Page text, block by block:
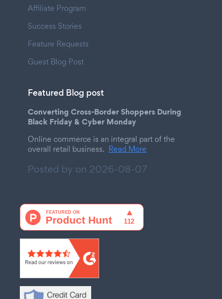
Affiliate Program
Success Stories
Feature Requests
Guest Blog Post
Featured Blog post
Converting Cross-Border Shoppers During
Black Friday & Cyber Monday
Online commerce is an integral part of the
overall retail business. Read More
Posted by on 2026-08-07